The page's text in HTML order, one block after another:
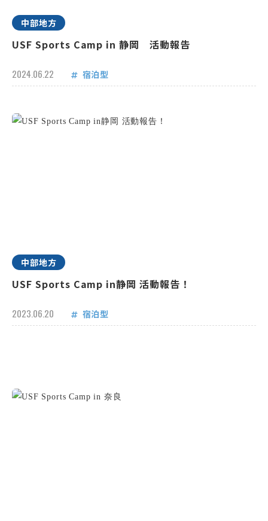
中部地方
USF Sports Camp in 静岡 活動報告
2024.06.22 宿泊型
中部地方
USF Sports Camp in静岡 活動報告！
2023.06.20 宿泊型